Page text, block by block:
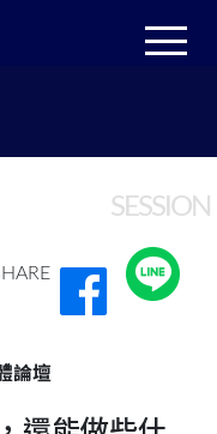
SESSION
論壇